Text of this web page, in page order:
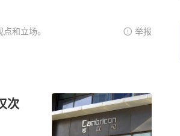
和立场。 举报
次